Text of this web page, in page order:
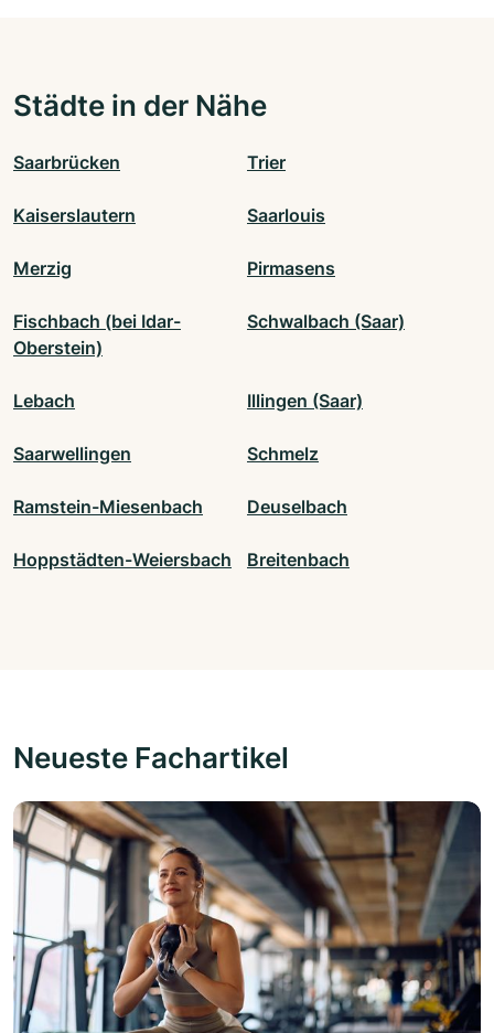
Städte in der Nähe
Saarbrücken Trier
Kaiserslautern Saarlouis
Merzig Pirmasens
Fischbach (bei Idar-
Oberstein)
Schwalbach (Saar)
Lebach Illingen (Saar)
Saarwellingen Schmelz
Ramstein-Miesenbach Deuselbach
Hoppstädten-Weiersbach Breitenbach
Neueste Fachartikel